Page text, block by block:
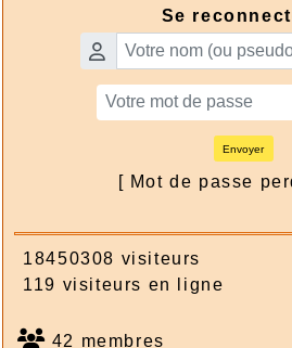
Se
Envoyer
[ Mot de passe
18450308 visiteurs
119 visiteurs en ligne
42 membres